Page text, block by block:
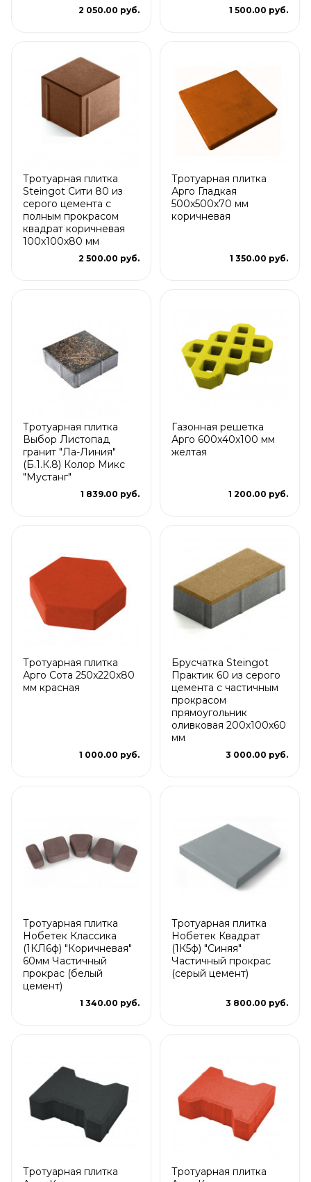
2 050.00 руб. 1 500.00 руб.
Тротуарная плитка
Steingot Сити 80 из
серого цемента с
полным прокрасом
квадрат коричневая
100х100х80 мм
2 500.00 руб.
Тротуарная плитка
Арго Гладкая
500x500x70 мм
коричневая
1 350.00 руб.
Тротуарная плитка
Выбор Листопад
гранит "Ла-Линия"
(Б.1.К.8) Колор Микс
"Мустанг"
1 839.00 руб.
Газонная решетка
Арго 600x40x100 мм
желтая
1 200.00 руб.
Тротуарная плитка
Арго Сота 250x220x80
мм красная
1 000.00 руб.
Брусчатка Steingot
Практик 60 из серого
цемента с частичным
прокрасом
прямоугольник
оливковая 200х100х60
мм
3 000.00 руб.
Тротуарная плитка
Нобетек Классика
(1КЛ6ф) "Коричневая"
60мм Частичный
прокрас (белый
цемент)
1 340.00 руб.
Тротуарная плитка
Нобетек Квадрат
(1К5ф) "Синяя"
Частичный прокрас
(серый цемент)
3 800.00 руб.
Тротуарная плитка
Тротуарная плитка